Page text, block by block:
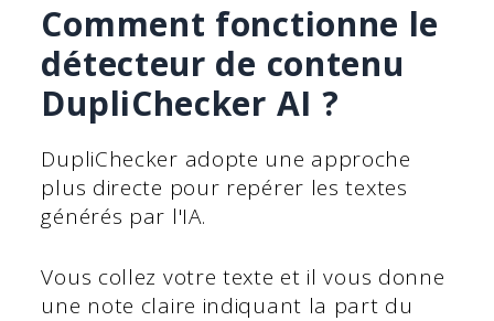
Comment fonctionne le
détecteur de contenu
DupliChecker AI ?
DupliChecker adopte une approche
plus directe pour repérer les textes
générés par l'IA.
Vous collez votre texte et il vous donne
une note claire indiquant la part du